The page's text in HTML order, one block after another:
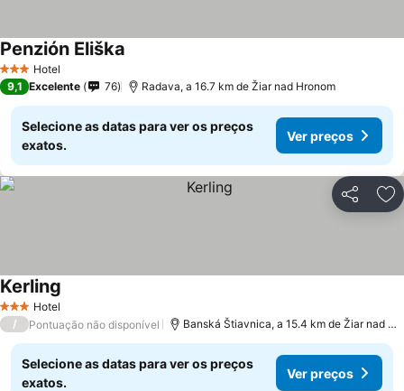
3 EstrelasHotel
Penzión Eliška
9,1 Excelente 76 Radava, a 16.7 km de Žiar nad Hronom
Selecione as datas para ver os preços
exatos.
Ver preços
Partilhar
3 EstrelasHotel
Kerling
/ Pontuação não disponível Banská Štiavnica, a 15.4 km de Žiar nad
Selecione as datas para ver os preços
exatos.
Ver preços